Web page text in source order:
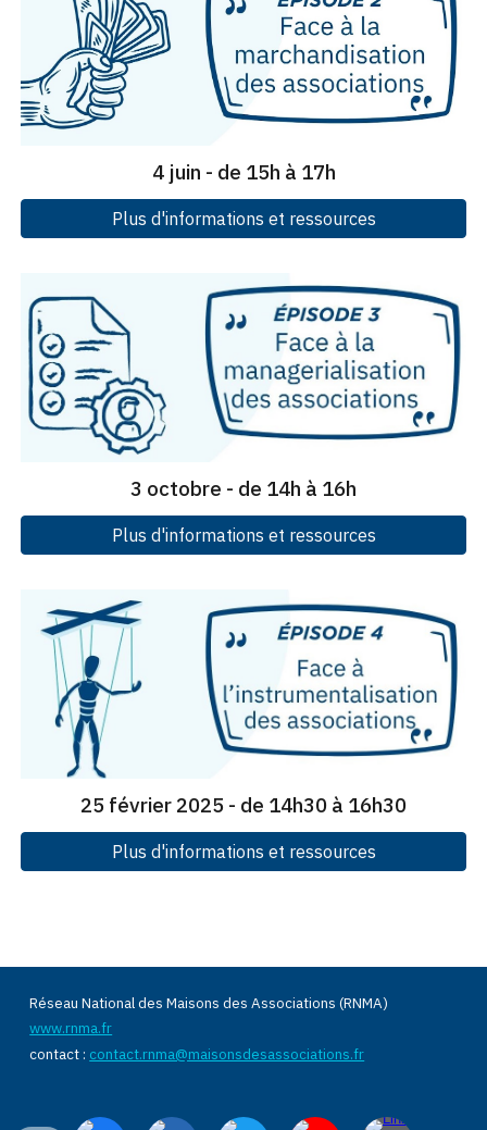
4 juin - de 15h à 17h
Plus d'informations et ressources
3 octobre - de 14h à 16h
Plus d'informations et ressources
25 février 2025 - de 14h30 à 16h30
Plus d'informations et ressources
Réseau National des Maisons des Associations (RNMA)
www.rnma.fr
contact : contact.rnma@maisonsdesassociations.fr